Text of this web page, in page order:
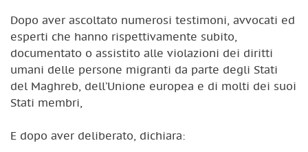
Dopo aver ascoltato numerosi testimoni, avvocati ed
esperti che hanno rispettivamente subito,
documentato o assistito alle violazioni dei diritti
umani delle persone migranti da parte degli Stati
del Maghreb, dell’Unione europea e di molti dei suoi
Stati membri,
E dopo aver deliberato, dichiara: